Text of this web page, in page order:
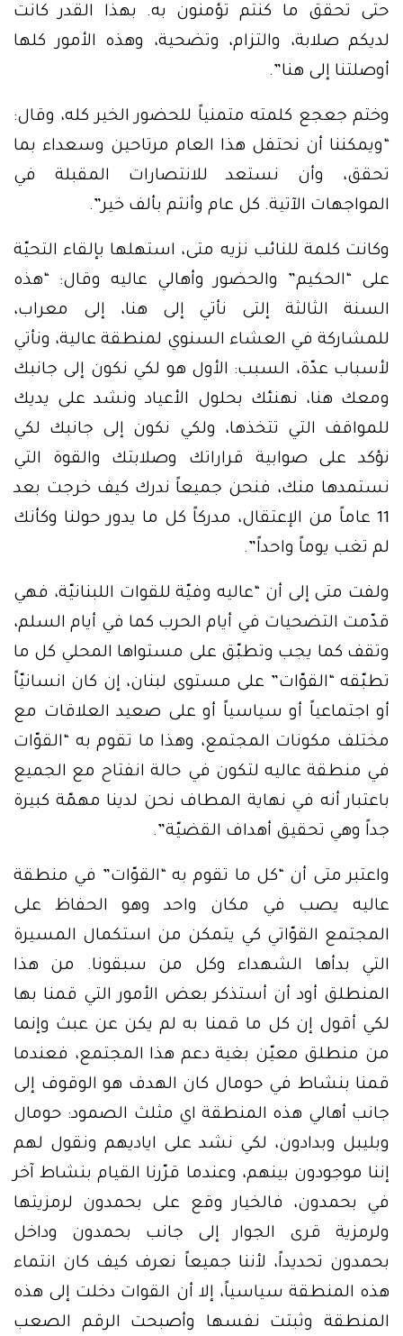
حتى تحقق ما كنتم تؤمنون به. بهذا القدر كانت
لديكم صلابة، والتزام، وتضحية، وهذه الأمور كلها
أوصلتنا إلى هنا”.
وختم جعجع كلمته متمنياً للحضور الخير كله، وقال:
“ويمكننا أن نحتفل هذا العام مرتاحين وسعداء بما
تحقق، وأن نستعد للانتصارات المقبلة في
المواجهات الآتية. كل عام وأنتم بألف خير”.
وكانت كلمة للنائب نزيه متى، استهلها بإلقاء التحيّة
على “الحكيم” والحضور وأهالي عاليه وقال: “هذه
السنة الثالثة إلتى نأتي إلى هنا، إلى معراب،
للمشاركة في العشاء السنوي لمنطقة عالية، ونأتي
لأسباب عدّة، السبب: الأول هو لكي نكون إلى جانبك
ومعك هنا، نهنئك بحلول الأعياد ونشد على يديك
للمواقف التي تتخذها، ولكي نكون إلى جانبك لكي
نؤكد على صوابية قراراتك وصلابتك والقوة التي
نستمدها منك، فنحن جميعاً ندرك كيف خرجت بعد
11 عاماً من الإعتقال، مدركاً كل ما يدور حولنا وكأنك
لم تغب يوماً واحداً”.
ولفت متى إلى أن “عاليه وفيّة للقوات اللبنانيّة، فهي
قدّمت التضحيات في أيام الحرب كما في أيام السلم،
وتقف كما يجب وتطبّق على مستواها المحلي كل ما
تطبّقه “القوّات” على مستوى لبنان، إن كان انسانيّاً
أو اجتماعياً أو سياسياً أو على صعيد العلاقات مع
مختلف مكونات المجتمع، وهذا ما تقوم به “القوّات
في منطقة عاليه لتكون في حالة انفتاح مع الجميع
باعتبار أنه في نهاية المطاف نحن لدينا مهمّة كبيرة
جداً وهي تحقيق أهداف القضيّة”.
واعتبر متى أن “كل ما تقوم به “القوّات” في منطقة
عاليه يصب في مكان واحد وهو الحفاظ على
المجتمع القوّاتي كي يتمكن من استكمال المسيرة
التي بدأها الشهداء وكل من سبقونا. من هذا
المنطلق أود أن أستذكر بعض الأمور التي قمنا بها
لكي أقول إن كل ما قمنا به لم يكن عن عبث وإنما
من منطلق معيّن بغية دعم هذا المجتمع، فعندما
قمنا بنشاط في حومال كان الهدف هو الوقوف إلى
جانب أهالي هذه المنطقة اي مثلث الصمود: حومال
وبليبل وبدادون، لكي نشد على اياديهم ونقول لهم
إننا موجودون بينهم، وعندما قرّرنا القيام بنشاط آخر
في بحمدون، فالخيار وقع على بحمدون لرمزيتها
ولرمزية قرى الجوار إلى جانب بحمدون وداخل
بحمدون تحديداً، لأننا جميعاً نعرف كيف كان انتماء
هذه المنطقة سياسياً، إلا أن القوات دخلت إلى هذه
المنطقة وثبتت نفسها وأصبحت الرقم الصعب